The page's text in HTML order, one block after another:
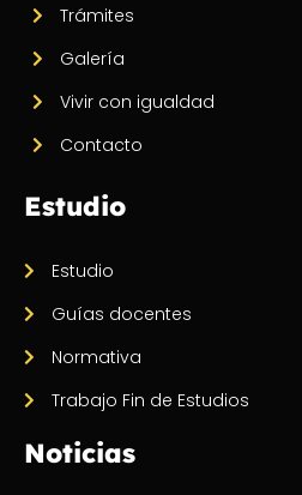
Trámites
Galería
Vivir con igualdad
Contacto
Estudio
Estudio
Guías docentes
Normativa
Trabajo Fin de Estudios
Noticias